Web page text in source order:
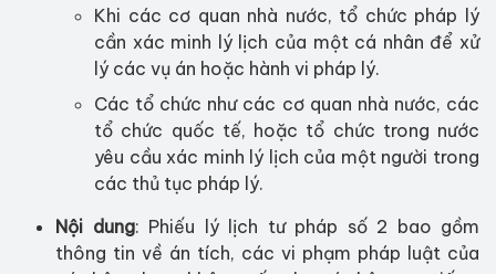
Khi các cơ quan nhà nước, tổ chức pháp lý
cần xác minh lý lịch của một cá nhân để xử
lý các vụ án hoặc hành vi pháp lý.
Các tổ chức như các cơ quan nhà nước, các
tổ chức quốc tế, hoặc tổ chức trong nước
yêu cầu xác minh lý lịch của một người trong
các thủ tục pháp lý.
Nội dung: Phiếu lý lịch tư pháp số 2 bao gồm
thông tin về án tích, các vi phạm pháp luật của